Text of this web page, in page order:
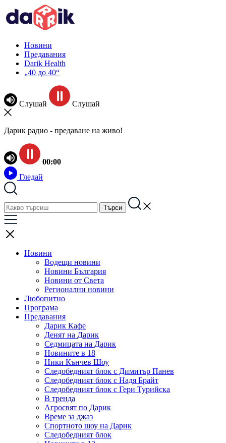
Новини
Предавания
Darik Health
„40 до 40“
Слушай Слушай
Дарик радио - предаване на живо!
00:00
Гледай
Новини
Водещи новини
Новини България
Новини от Света
Регионални новини
Любопитно
Програма
Предавания
Дарик Кафе
Денят на Дарик
Седмицата на Дарик
Новините в 18
Ники Кънчев Шоу
Следобедният блок с Димитър Панев
Следобедният блок с Надя Брайт
Следобедният блок с Гери Турийска
В тренда
Агросвят по Дарик
Време за джаз
Спортното шоу на Дарик
Следобедният блок